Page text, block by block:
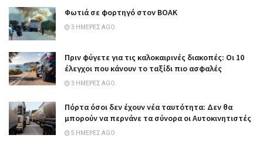
Φωτιά σε φορτηγό στον ΒΟΑΚ
3 ΗΜΈΡΕΣ AGO
Πριν φύγετε για τις καλοκαιρινές διακοπές: Οι 10
έλεγχοι που κάνουν το ταξίδι πιο ασφαλές
3 ΗΜΈΡΕΣ AGO
Πόρτα όσοι δεν έχουν νέα ταυτότητα: Δεν θα
μπορούν να περνάνε τα σύνορα οι Αυτοκινητιστές
5 ΗΜΈΡΕΣ AGO